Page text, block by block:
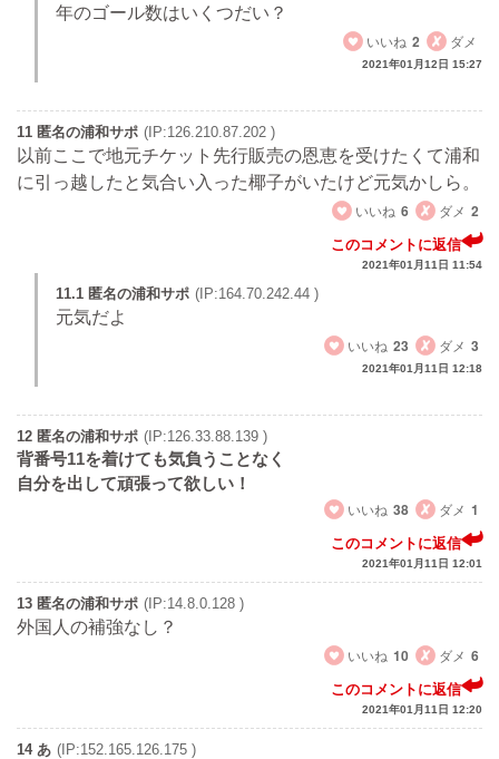
年のゴール数はいくつだい？
いいね 2 ダメ
2021年01月12日 15:27
11 匿名の浦和サポ (IP:126.210.87.202 )
以前ここで地元チケット先行販売の恩恵を受けたくて浦和
に引っ越したと気合い入った椰子がいたけど元気かしら。
いいね 6 ダメ 2
このコメントに返信
2021年01月11日 11:54
11.1 匿名の浦和サポ (IP:164.70.242.44 )
元気だよ
いいね 23 ダメ 3
2021年01月11日 12:18
12 匿名の浦和サポ (IP:126.33.88.139 )
背番号11を着けても気負うことなく
自分を出して頑張って欲しい！
いいね 38 ダメ 1
このコメントに返信
2021年01月11日 12:01
13 匿名の浦和サポ (IP:14.8.0.128 )
外国人の補強なし？
いいね 10 ダメ 6
このコメントに返信
2021年01月11日 12:20
14 あ (IP:152.165.126.175 )